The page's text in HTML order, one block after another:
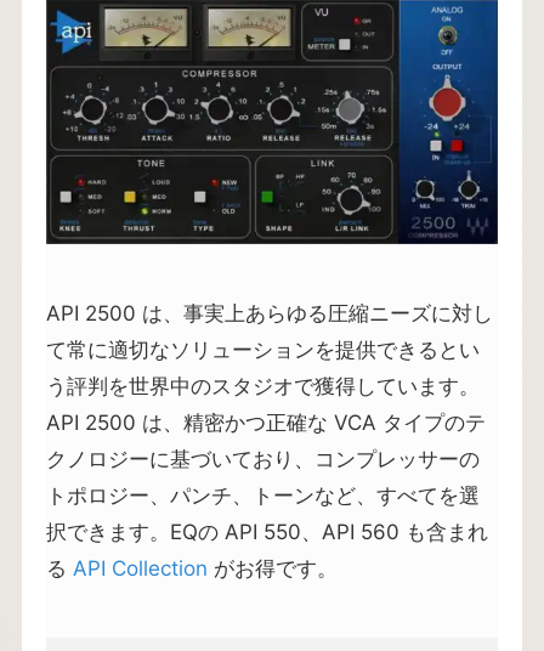
API 2500 は、事実上あらゆる圧縮ニーズに対し
て常に適切なソリューションを提供できるとい
う評判を世界中のスタジオで獲得しています。
API 2500 は、精密かつ正確な VCA タイプのテ
クノロジーに基づいており、コンプレッサーの
トポロジー、パンチ、トーンなど、すべてを選
択できます。EQの API 550、API 560 も含まれ
る API Collection がお得です。